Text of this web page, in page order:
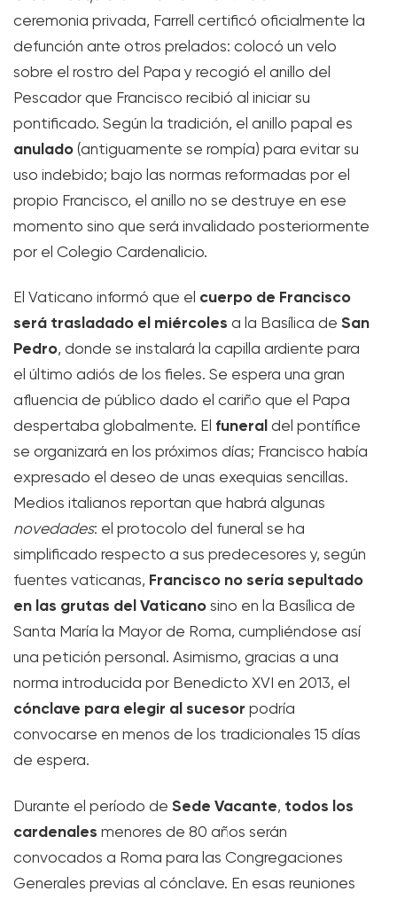
ceremonia privada, Farrell certificó oficialmente la
defunción ante otros prelados: colocó un velo
sobre el rostro del Papa y recogió el anillo del
Pescador que Francisco recibió al iniciar su
pontificado. Según la tradición, el anillo papal es
anulado (antiguamente se rompía) para evitar su
uso indebido; bajo las normas reformadas por el
propio Francisco, el anillo no se destruye en ese
momento sino que será invalidado posteriormente
por el Colegio Cardenalicio.
El Vaticano informó que el cuerpo de Francisco
será trasladado el miércoles a la Basílica de San
Pedro, donde se instalará la capilla ardiente para
el último adiós de los fieles. Se espera una gran
afluencia de público dado el cariño que el Papa
despertaba globalmente. El funeral del pontífice
se organizará en los próximos días; Francisco había
expresado el deseo de unas exequias sencillas.
Medios italianos reportan que habrá algunas
novedades: el protocolo del funeral se ha
simplificado respecto a sus predecesores y, según
fuentes vaticanas, Francisco no sería sepultado
en las grutas del Vaticano sino en la Basílica de
Santa María la Mayor de Roma, cumpliéndose así
una petición personal. Asimismo, gracias a una
norma introducida por Benedicto XVI en 2013, el
cónclave para elegir al sucesor podría
convocarse en menos de los tradicionales 15 días
de espera.
Durante el período de Sede Vacante, todos los
cardenales menores de 80 años serán
convocados a Roma para las Congregaciones
Generales previas al cónclave. En esas reuniones